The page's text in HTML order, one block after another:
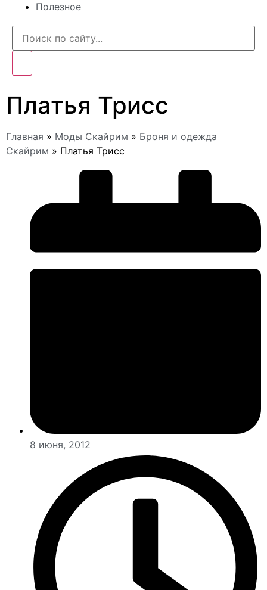
Полезное
Платья Трисс
Главная » Моды Скайрим » Броня и одежда
Скайрим » Платья Трисс
8 июня, 2012